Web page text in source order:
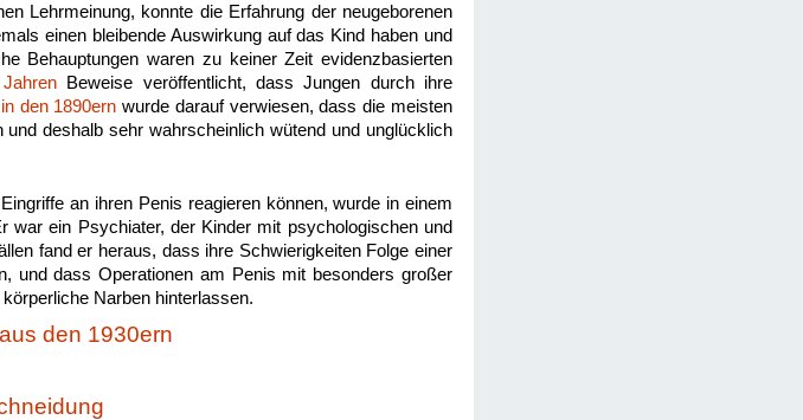
Lehrmeinung, konnte die Erfahrung der neugeborenen
einen bleibende Auswirkung auf das Kind haben und
Behauptungen waren zu keiner Zeit evidenzbasierten
Beweise veröffentlicht, dass Jungen durch ihre
in den 1890ern wurde darauf verwiesen, dass die meisten
deshalb sehr wahrscheinlich wütend und unglücklich
an ihren Penis reagieren können, wurde in einem
war ein Psychiater, der Kinder mit psychologischen und
fand er heraus, dass ihre Schwierigkeiten Folge einer
und dass Operationen am Penis mit besonders großer
Narben hinterlassen.
den 1930ern